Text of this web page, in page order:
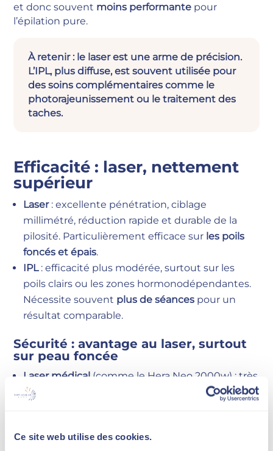
Ce site web utilise des cookies.
et donc souvent moins performante pour
l’épilation pure.
À retenir : le laser est une arme de précision.
L’IPL, plus diffuse, est souvent utilisée pour
des soins complémentaires comme le
photorajeunissement ou le traitement des
taches.
Efficacité : laser, nettement
supérieur
Laser: excellente pénétration, ciblage
millimétré, réduction rapide et durable de la
pilosité. Particulièrement efficace sur les poils
foncés et épais.
IPL: efficacité plus modérée, surtout sur les
poils clairs ou les zones hormonodépendantes.
Nécessite souvent plus de séances pour un
résultat comparable.
Sécurité : avantage au laser, surtout
sur peau foncée
Laser médical (comme le Hera Neo 2000w) : très
sûr lorsqu’il est utilisé par un professionnel.
IPL: sa lumière diffuse peut générer